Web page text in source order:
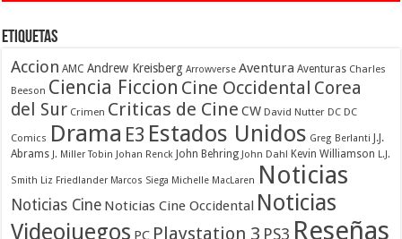
Etiquetas
Accion AMC Andrew Kreisberg Arrowverse Aventura Aventuras Charles
Beeson Ciencia Ficcion Cine Occidental Corea
del Sur Crimen Criticas de Cine CW David Nutter DC DC
Comics Drama E3 Estados Unidos Greg Berlanti J.J.
Abrams J. Miller Tobin Johan Renck John Behring John Dahl Kevin Williamson L.J.
Smith Liz Friedlander Marcos Siega Michelle MacLaren Noticias
Noticias Cine Noticias Cine Occidental Noticias
Videojuegos PC Playstation 3 PS3 Reseñas